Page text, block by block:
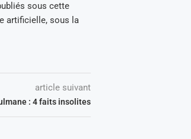
sous cette
artificielle, sous la
article suivant
: 4 faits insolites